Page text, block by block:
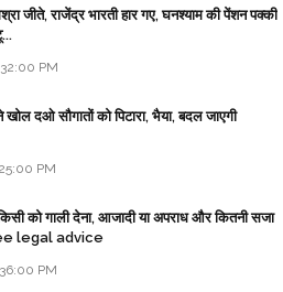
जीते, राजेंद्र भारती हार गए, घनश्याम की पेंशन पक्की
PM
खोल दओ सौगातों को पिटारा, भैया, बदल जाएगी
PM
को गाली देना, आजादी या अपराध और कितनी सजा
legal advice
PM